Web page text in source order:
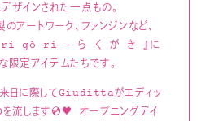
ザインされた一点もの。
アートワーク、ファンジンなど、
ri gò ri – ら く が き 』に
限定アイテムたちです。
来日に際してGiudittaがエディッ
を流します💿🖤 オープニングデイ